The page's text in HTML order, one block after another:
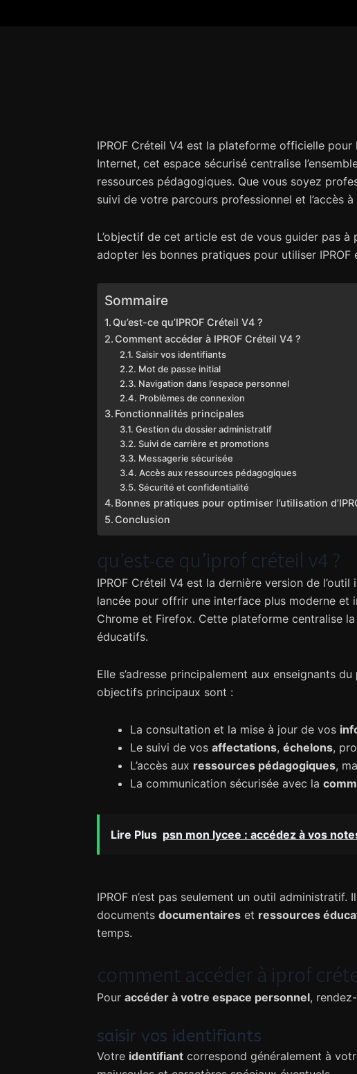
IPROF Créteil V4 est la plateforme officielle
Internet, cet espace sécurisé centralise
ressources pédagogiques. Que vous soyez
suivi de votre parcours professionnel et l’accès
L’objectif de cet article est de vous guider pas à
adopter les bonnes pratiques pour utiliser IPROF
Sommaire
Qu’est-ce qu’IPROF Créteil V4 ?
Comment accéder à IPROF Créteil V4 ?
Saisir vos identifiants
Mot de passe initial
Navigation dans l’espace personnel
Problèmes de connexion
Fonctionnalités principales
Gestion du dossier administratif
Suivi de carrière et promotions
Messagerie sécurisée
Accès aux ressources pédagogiques
Sécurité et confidentialité
Bonnes pratiques pour optimiser l’utilisation
Conclusion
qu’est-ce qu’iprof créteil v4 ?
IPROF Créteil V4 est la dernière version de
lancée pour offrir une interface plus moderne
Chrome et Firefox. Cette plateforme centralise
éducatifs.
Elle s’adresse principalement aux enseignants du
objectifs principaux sont :
La consultation et la mise à jour de vos
Le suivi de vos affectations, échelons,
L’accès aux ressources pédagogiques,
La communication sécurisée avec la
Lire Plus psn mon lycee : accédez à vos
IPROF n’est pas seulement un outil administratif.
documents documentaireset ressources
temps.
comment accéder à iprof
Pour accéder à votre espace personnel,
saisir vos identifiants
Votre identifiantcorrespond généralement à